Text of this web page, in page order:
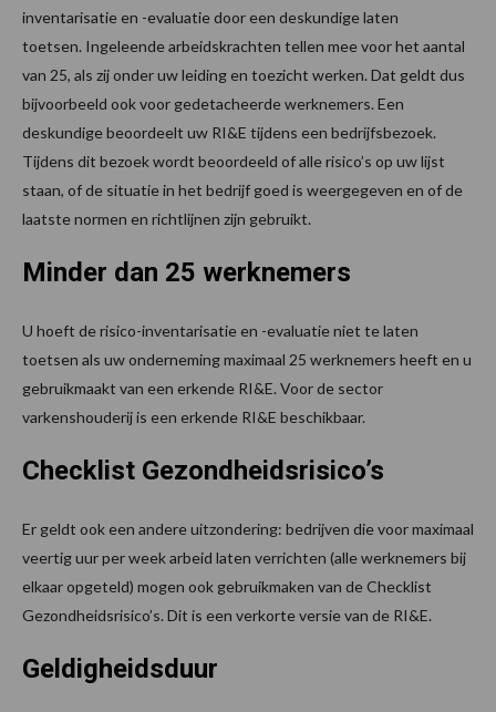
inventarisatie en -evaluatie door een deskundige laten
toetsen. Ingeleende arbeidskrachten tellen mee voor het aantal
van 25, als zij onder uw leiding en toezicht werken. Dat geldt dus
bijvoorbeeld ook voor gedetacheerde werknemers. Een
deskundige beoordeelt uw RI&E tijdens een bedrijfsbezoek.
Tijdens dit bezoek wordt beoordeeld of alle risico’s op uw lijst
staan, of de situatie in het bedrijf goed is weergegeven en of de
laatste normen en richtlijnen zijn gebruikt.
Minder dan 25 werknemers
U hoeft de risico-inventarisatie en -evaluatie niet te laten
toetsen als uw onderneming maximaal 25 werknemers heeft en u
gebruikmaakt van een erkende RI&E. Voor de sector
varkenshouderij is een erkende RI&E beschikbaar.
Checklist Gezondheidsrisico’s
Er geldt ook een andere uitzondering: bedrijven die voor maximaal
veertig uur per week arbeid laten verrichten (alle werknemers bij
elkaar opgeteld) mogen ook gebruikmaken van de Checklist
Gezondheidsrisico’s. Dit is een verkorte versie van de RI&E.
Geldigheidsduur